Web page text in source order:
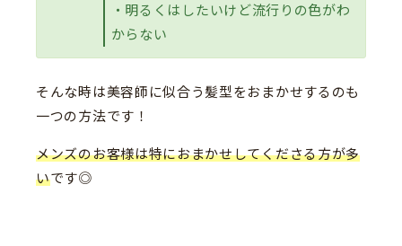
・明るくはしたいけど流行りの色がわ
からない
そんな時は美容師に似合う髪型をおまかせするのも
一つの方法です！
メンズのお客様は特におまかせしてくださる方が多
いです◎